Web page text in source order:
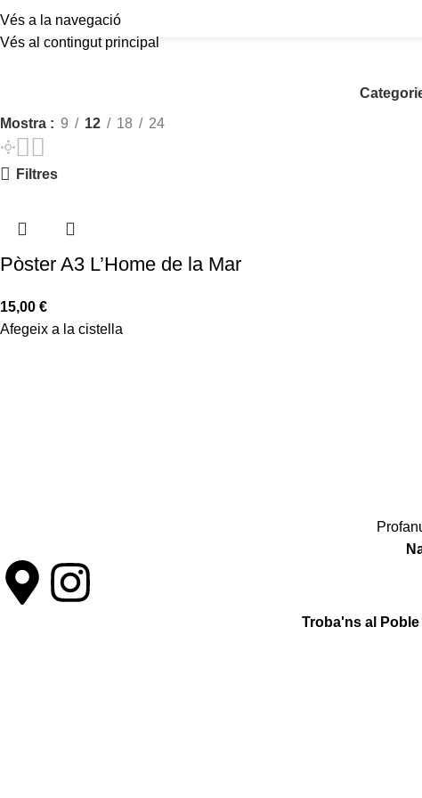
Vés a la navegació
Vés al contingut principal
Mostra 9 12 18 24
Filtres
Pòster A3 L’Home de la Mar
15,00 €
Afegeix a la cistella
Troba'ns al